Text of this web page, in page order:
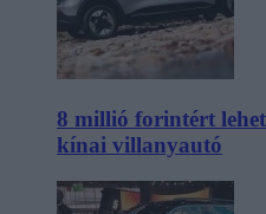
8 millió forintért
kínai villanyautó